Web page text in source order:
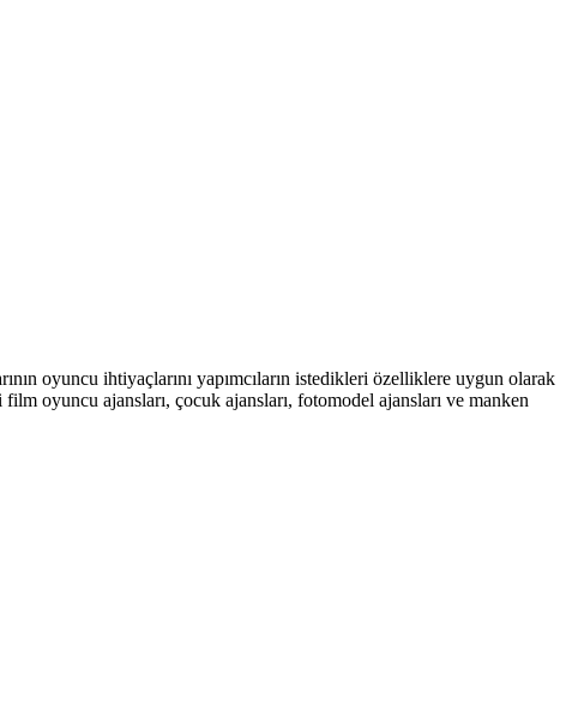
oyuncu ihtiyaçlarını yapımcıların istedikleri özelliklere uygun olarak
oyuncu ajansları, çocuk ajansları, fotomodel ajansları ve manken